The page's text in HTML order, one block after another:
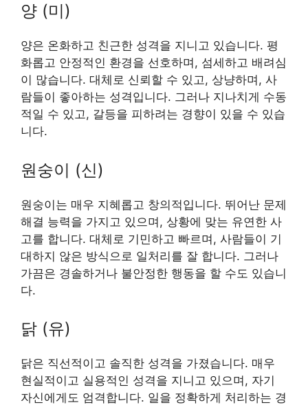
양 (미)
양은 온화하고 친근한 성격을 지니고 있습니다. 평
화롭고 안정적인 환경을 선호하며, 섬세하고 배려심
이 많습니다. 대체로 신뢰할 수 있고, 상냥하며, 사
람들이 좋아하는 성격입니다. 그러나 지나치게 수동
적일 수 있고, 갈등을 피하려는 경향이 있을 수 있습
니다.
원숭이 (신)
원숭이는 매우 지혜롭고 창의적입니다. 뛰어난 문제
해결 능력을 가지고 있으며, 상황에 맞는 유연한 사
고를 합니다. 대체로 기민하고 빠르며, 사람들이 기
대하지 않은 방식으로 일처리를 잘 합니다. 그러나
가끔은 경솔하거나 불안정한 행동을 할 수도 있습니
다.
닭 (유)
닭은 직선적이고 솔직한 성격을 가졌습니다. 매우
현실적이고 실용적인 성격을 지니고 있으며, 자기
자신에게도 엄격합니다. 일을 정확하게 처리하는 경